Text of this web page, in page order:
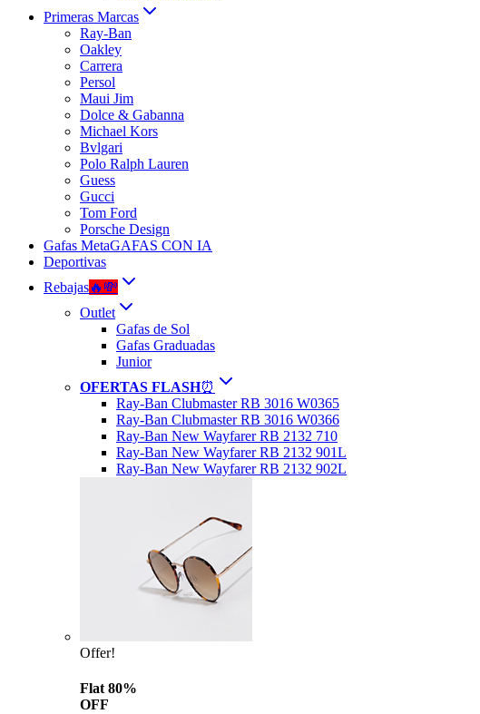
Primeras Marcas
Ray-Ban
Oakley
Carrera
Persol
Maui Jim
Dolce & Gabanna
Michael Kors
Bvlgari
Polo Ralph Lauren
Guess
Gucci
Tom Ford
Porsche Design
Gafas MetaGAFAS CON IA
Deportivas
Rebajas🔥💸
Outlet
Gafas de Sol
Gafas Graduadas
Junior
OFERTAS FLASH⏰
Ray-Ban Clubmaster RB 3016 W0365
Ray-Ban Clubmaster RB 3016 W0366
Ray-Ban New Wayfarer RB 2132 710
Ray-Ban New Wayfarer RB 2132 901L
Ray-Ban New Wayfarer RB 2132 902L
Offer!
Flat 80%
OFF